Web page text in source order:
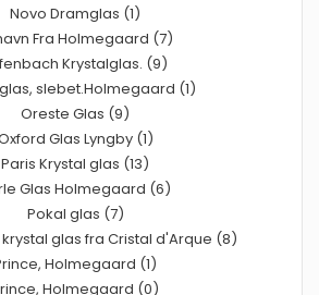
Novo Dramglas (1)
Fra Holmegaard (7)
Krystalglas. (9)
slebet.Holmegaard (1)
Oreste Glas (9)
Glas Lyngby (1)
Paris Krystal glas (13)
Glas Holmegaard (6)
Pokal glas (7)
glas fra Cristal d'Arque (8)
Holmegaard (1)
Holmegaard (0)